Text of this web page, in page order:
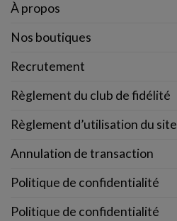
À propos
Nos boutiques
Recrutement
Règlement du club de fidélité
Règlement d’utilisation du site
Annulation de transaction
Politique de confidentialité
Politique de confidentialité